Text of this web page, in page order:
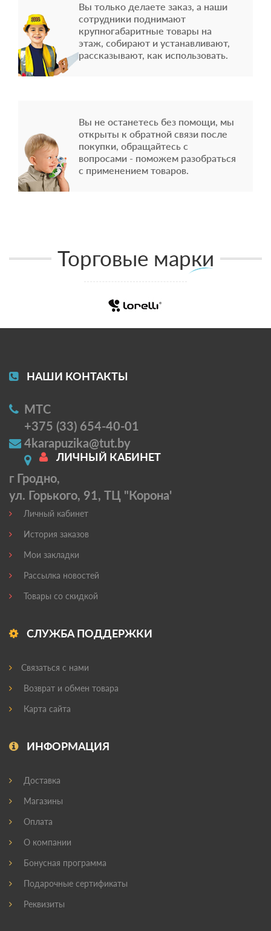
Вы только делаете заказ, а наши
сотрудники поднимают
крупногабаритные товары на
этаж, собирают и устанавливают,
рассказывают, как использовать.
Вы не останетесь без помощи, мы
открыты к обратной связи после
покупки, обращайтесь с
вопросами - поможем разобраться
с применением товаров.
Торговые марки
НАШИ КОНТАКТЫ
МТС
+375 (33) 654-40-01
4karapuzika@tut.by
г Гродно,
ул. Горького, 91, ТЦ "Корона'
ЛИЧНЫЙ КАБИНЕТ
Личный кабинет
История заказов
Мои закладки
Рассылка новостей
Товары со скидкой
СЛУЖБА ПОДДЕРЖКИ
Связаться с нами
Возврат и обмен товара
Карта сайта
ИНФОРМАЦИЯ
Доставка
Магазины
Оплата
О компании
Бонусная программа
Подарочные сертификаты
Реквизиты